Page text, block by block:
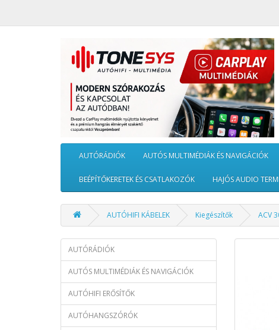
AUTÓRÁDIÓK AUTÓS MULTIMÉDIÁK ÉS NAVIGÁCIÓK
BEÉPÍTŐKERETEK ÉS CSATLAKOZÓK HAJÓS AUDIO
AUTÓHIFI KÁBELEK Kiegészítők ACV
AUTÓRÁDIÓK
AUTÓS MULTIMÉDIÁK ÉS NAVIGÁCIÓK
AUTÓHIFI ERŐSÍTŐK
AUTÓHANGSZÓRÓK